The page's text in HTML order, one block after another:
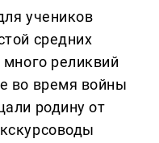
учеников
средних
реликвий
во время войны
родину от